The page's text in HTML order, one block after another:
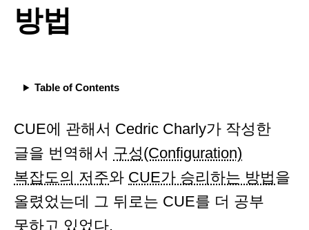
방법
Table of Contents
CUE에 관해서 Cedric Charly가 작성한
글을 번역해서 구성(Configuration)
복잡도의 저주와 CUE가 승리하는 방법을
올렸었는데 그 뒤로는 CUE를 더 공부
못하고 있었다.